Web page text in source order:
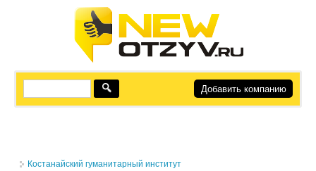
Добавить компанию
Костанайский гуманитарный институт